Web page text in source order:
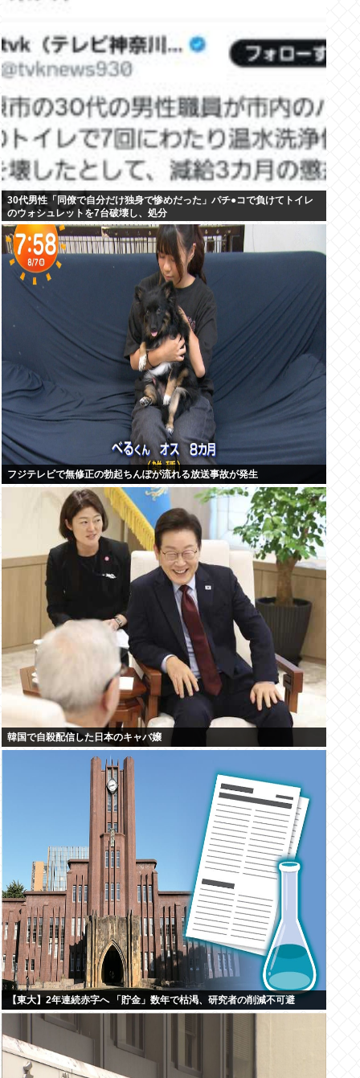
30代男性「同僚で自分だけ独身で惨めだった」パチ●コで負けてトイレ
のウォシュレットを7台破壊し、処分
フジテレビで無修正の勃起ちんぽが流れる放送事故が発生
韓国で自殺配信した日本のキャバ嬢
【東大】2年連続赤字へ 「貯金」数年で枯渇、研究者の削減不可避